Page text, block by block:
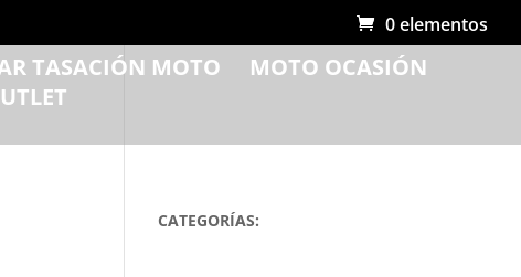
0 elementos
TASACIÓN MOTO
MOTO OCASIÓN
CATEGORÍAS: